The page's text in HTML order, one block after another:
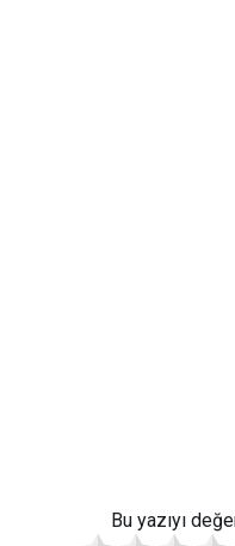
Bu yazıyı